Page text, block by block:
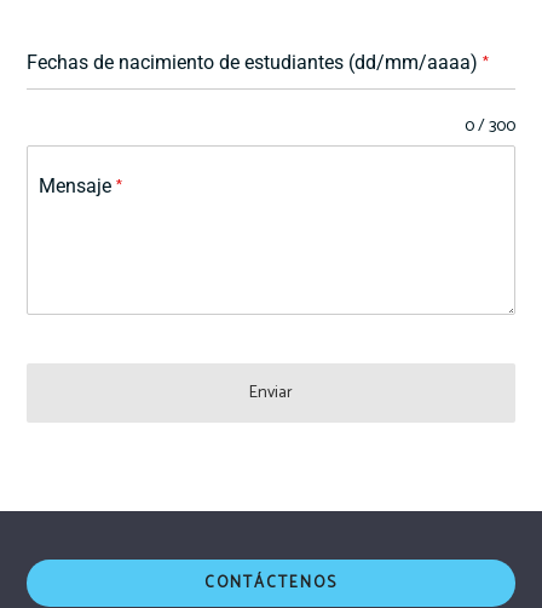
Fechas de nacimiento de estudiantes (dd/mm/aaaa)*
Mensaje*
0 / 300
Enviar
CONTÁCTENOS